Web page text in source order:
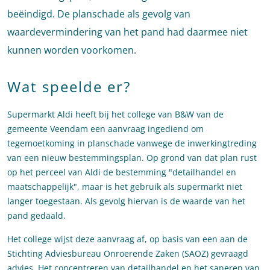
beëindigd. De planschade als gevolg van
waardevermindering van het pand had daarmee niet
kunnen worden voorkomen.
Wat speelde er?
Supermarkt Aldi heeft bij het college van B&W van de
gemeente Veendam een aanvraag ingediend om
tegemoetkoming in planschade vanwege de inwerkingtreding
van een nieuw bestemmingsplan. Op grond van dat plan rust
op het perceel van Aldi de bestemming "detailhandel en
maatschappelijk", maar is het gebruik als supermarkt niet
langer toegestaan. Als gevolg hiervan is de waarde van het
pand gedaald.
Het college wijst deze aanvraag af, op basis van een aan de
Stichting Adviesbureau Onroerende Zaken (SAOZ) gevraagd